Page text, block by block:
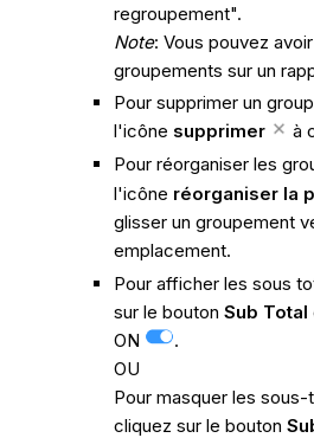
regroupement".
Note: Vous pouvez
groupements sur un
Pour supprimer un
l'icône supprimer
à
Pour réorganiser les
l'icône réorganiser la
glisser un groupement
emplacement.
Pour afficher les sous
sur le bouton Sub Total
ON
.
OU
Pour masquer les sous-
cliquez sur le bouton